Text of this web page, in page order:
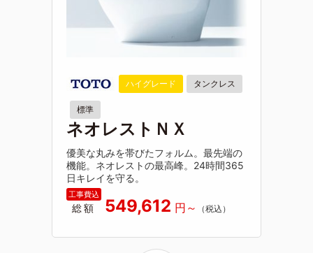
ハイグレード タンクレス
標準
ネオレストＮＸ
優美な丸みを帯びたフォルム。最先端の
機能。ネオレストの最高峰。24時間365
日キレイを守る。
総額 549,612